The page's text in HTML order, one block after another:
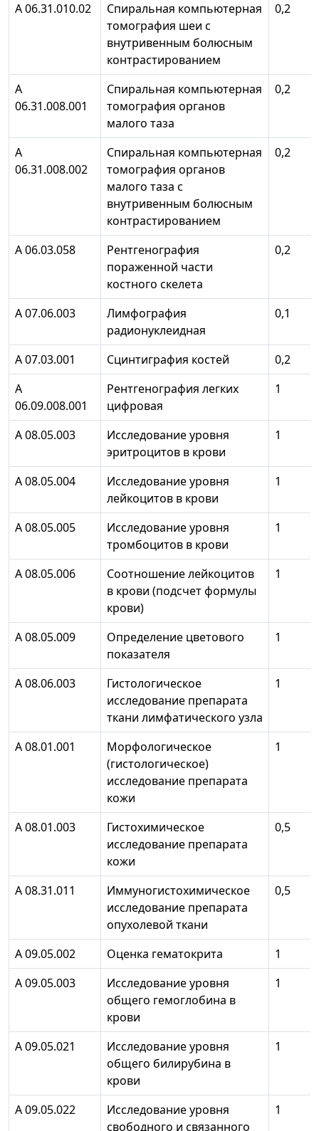
А 06.31.010.02
Спиральная компьютерная
томография шеи с
внутривенным болюсным
контрастированием
0,2
А
06.31.008.001
Спиральная компьютерная
томография органов
малого таза
0,2
А
06.31.008.002
Спиральная компьютерная
томография органов
малого таза с
внутривенным болюсным
контрастированием
0,2
А 06.03.058
Рентгенография
пораженной части
костного скелета
0,2
А 07.06.003
Лимфография
радионуклеидная
0,1
А 07.03.001 Сцинтиграфия костей
0,2
А
06.09.008.001
Рентгенография легких
цифровая
1
А 08.05.003
Исследование уровня
эритроцитов в крови
1
А 08.05.004
Исследование уровня
лейкоцитов в крови
1
А 08.05.005
Исследование уровня
тромбоцитов в крови
1
А 08.05.006
Соотношение лейкоцитов
в крови (подсчет формулы
крови)
1
А 08.05.009
Определение цветового
показателя
1
А 08.06.003
Гистологическое
исследование препарата
ткани лимфатического узла
1
А 08.01.001
Морфологическое
(гистологическое)
исследование препарата
кожи
1
А 08.01.003
Гистохимическое
исследование препарата
кожи
0,5
А 08.31.011
Иммуногистохимическое
исследование препарата
опухолевой ткани
0,5
А 09.05.002 Оценка гематокрита
1
А 09.05.003
Исследование уровня
общего гемоглобина в
крови
1
А 09.05.021
Исследование уровня
общего билирубина в
крови
1
А 09.05.022
Исследование уровня
свободного и связанного
1